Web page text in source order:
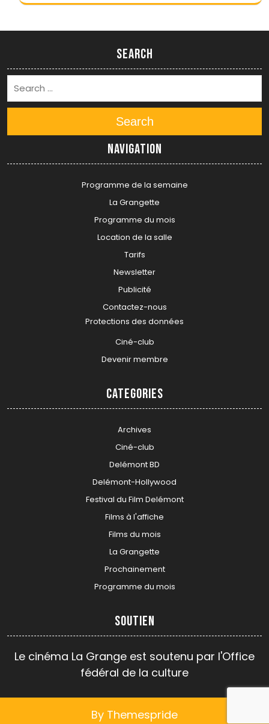
Search
Search
Navigation
Programme de la semaine
La Grangette
Programme du mois
Location de la salle
Tarifs
Newsletter
Publicité
Contactez-nous
Protections des données
Ciné-club
Devenir membre
Categories
Archives
Ciné-club
Delémont BD
Delémont-Hollywood
Festival du Film Delémont
Films à l'affiche
Films du mois
La Grangette
Prochainement
Programme du mois
Soutien
Le cinéma La Grange est soutenu par l'Office
fédéral de la culture
By Themespride